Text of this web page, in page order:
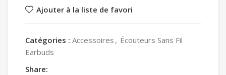
Ajouter à la liste de favori
Catégories : Accessoires , Écouteurs Sans Fil
Earbuds
Share: